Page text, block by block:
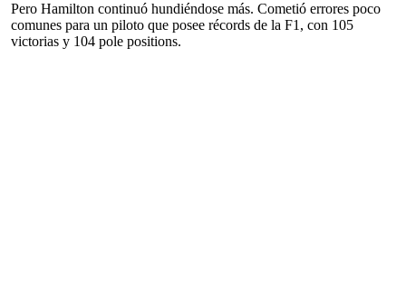
Pero Hamilton continuó hundiéndose más. Cometió errores poco
comunes para un piloto que posee récords de la F1, con 105
victorias y 104 pole positions.